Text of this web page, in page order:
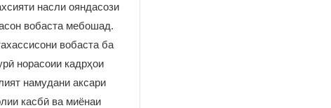
насли ояндасози
вобаста мебошад.
вобаста ба
норасоии кадрҳои
намудани аксари
касбӣ ва миёнаи